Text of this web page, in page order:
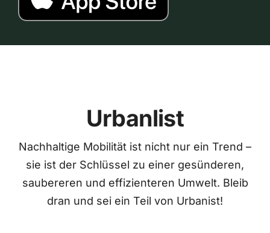
Urbanlist
Nachhaltige Mobilität ist nicht nur ein Trend –
sie ist der Schlüssel zu einer gesünderen,
saubereren und effizienteren Umwelt. Bleib
dran und sei ein Teil von Urbanist!